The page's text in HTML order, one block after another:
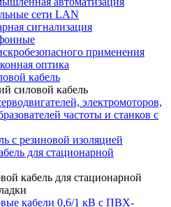
сети LAN
сигнализация
применения
оптика
кабель
силовой кабель
электромоторов,
частоты и станков с
с резиновой изоляцией
для стационарной
кабель для стационарной
кабели 0,6/1 кВ с ПВХ-